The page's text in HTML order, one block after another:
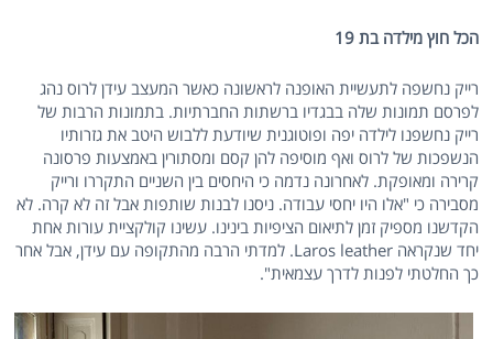
הכל חוץ מילדה בת 19
רייק נחשפה לתעשיית האופנה לראשונה כאשר המעצב עידן לרוס נהג
לפרסם תמונות שלה בבגדיו ברשתות החברתיות. בתמונות הרבות של
רייק נחשפנו לילדה יפה ופוטוגנית שיודעת ללבוש היטב את גזרותיו
הנשפכות של לרוס ואף מוסיפה להן קסם ומסתורין באמצעות פרסונה
קרירה ומאופקת. לאחרונה נדמה כי היחסים בין השניים התקררו ורייק
מסבירה כי "אלו היו יחסי עבודה. ניסנו לבנות שותפות אבל זה לא קרה. לא
הקדשנו מספיק זמן לתיאום הציפיות בינינו. עשינו קולקציית עורות אחת
יחד שנקראה Laros leather. למדתי הרבה מהתקופה עם עידן, אבל אחר
כך החלטתי לפנות לדרך עצמאית".